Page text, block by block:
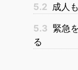
5.2 成人
5.3 緊急
る